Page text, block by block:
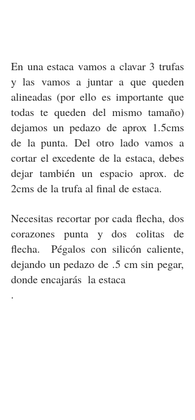
En una estaca vamos a clavar 3 trufas
y las vamos a juntar a que queden
alineadas (por ello es importante que
todas te queden del mismo tamaño)
dejamos un pedazo de aprox 1.5cms
de la punta. Del otro lado vamos a
cortar el excedente de la estaca, debes
dejar también un espacio aprox. de
2cms de la trufa al final de estaca.
Necesitas recortar por cada flecha, dos
corazones punta y dos colitas de
flecha.  Pégalos con silicón caliente,
dejando un pedazo de .5 cm sin pegar,
donde encajarás  la estaca
.